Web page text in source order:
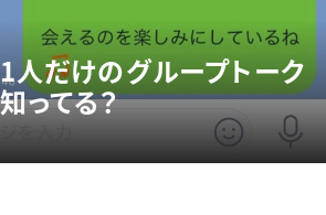
人だけのグループトーク
ってる？